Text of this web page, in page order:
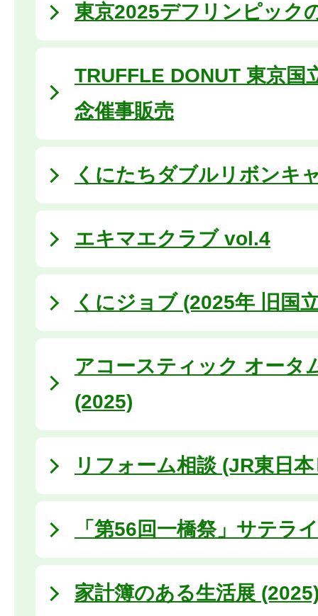
東京2025デフリンピック
TRUFFLE DONUT 東京国
念催事販売
くにたちダブルリボンキ
エキマエクラブ vol.4
くにジョブ (2025年 旧国
アコースティック オータ
(2025)
リフォーム相談 (JR東日
「第56回一橋祭」サテラ
家計簿のある生活展